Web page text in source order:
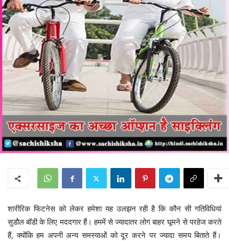
शारीरिक फिटनेस को लेकर हमेशा यह उलझन रही है कि कौन सी गतिविधियां
सुडौल बॉडी के लिए मददगार हैं। हममें से ज्यादातर लोग बाहर घूमने से परहेज करते
हैं, क्योंकि हम अपनी अन्य समस्याओं को दूर करने पर ज्यादा समय बिताते हैं।